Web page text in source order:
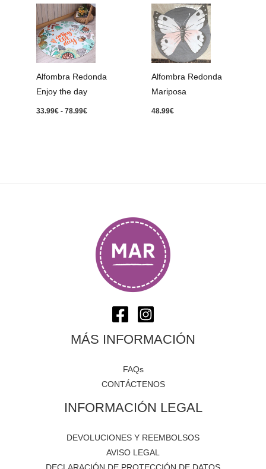
Alfombra Redonda
Enjoy the day
33.99€ - 78.99€
Rango
de
precios:
desde
33.99€
hasta
78.99€
Alfombra Redonda
Mariposa
48.99€
MÁS INFORMACIÓN
FAQs
CONTÁCTENOS
INFORMACIÓN LEGAL
DEVOLUCIONES Y REEMBOLSOS
AVISO LEGAL